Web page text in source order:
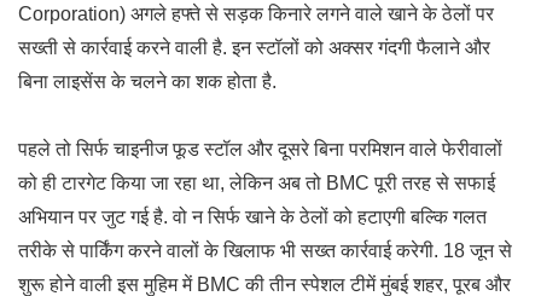
Corporation) अगले हफ्ते से सड़क किनारे लगने वाले खाने के ठेलों पर
सख्ती से कार्रवाई करने वाली है. इन स्टॉलों को अक्सर गंदगी फैलाने और
बिना लाइसेंस के चलने का शक होता है.
पहले तो सिर्फ चाइनीज फूड स्टॉल और दूसरे बिना परमिशन वाले फेरीवालों
को ही टारगेट किया जा रहा था, लेकिन अब तो BMC पूरी तरह से सफाई
अभियान पर जुट गई है. वो न सिर्फ खाने के ठेलों को हटाएगी बल्कि गलत
तरीके से पार्किंग करने वालों के खिलाफ भी सख्त कार्रवाई करेगी. 18 जून से
शुरू होने वाली इस मुहिम में BMC की तीन स्पेशल टीमें मुंबई शहर, पूरब और